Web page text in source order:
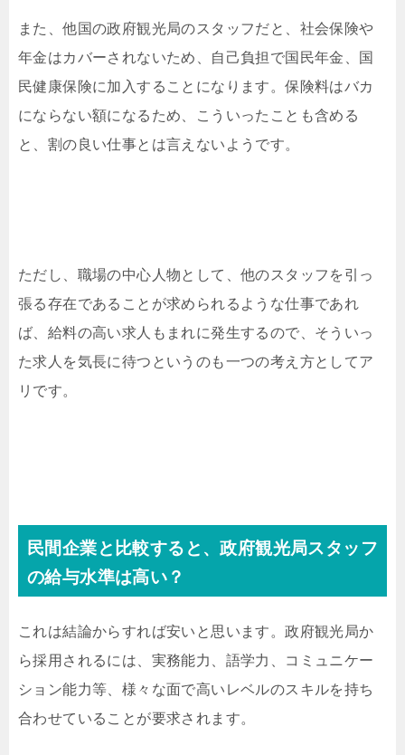
また、他国の政府観光局のスタッフだと、社会保険や
年金はカバーされないため、自己負担で国民年金、国
民健康保険に加入することになります。保険料はバカ
にならない額になるため、こういったことも含める
と、割の良い仕事とは言えないようです。
ただし、職場の中心人物として、他のスタッフを引っ
張る存在であることが求められるような仕事であれ
ば、給料の高い求人もまれに発生するので、そういっ
た求人を気長に待つというのも一つの考え方としてア
リです。
民間企業と比較すると、政府観光局スタッフ
の給与水準は高い？
これは結論からすれば安いと思います。政府観光局か
ら採用されるには、実務能力、語学力、コミュニケー
ション能力等、様々な面で高いレベルのスキルを持ち
合わせていることが要求されます。